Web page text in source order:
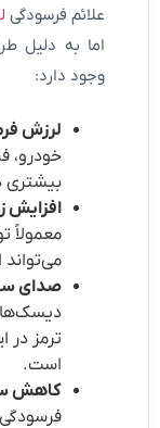
علائم فرسودگی
اما به دلیل
وجود دارد:
لرزش
خودرو،
بیشتری
افزایش
معمولاً
می‌تواند
صدای
ترمز در
است.
کاهش